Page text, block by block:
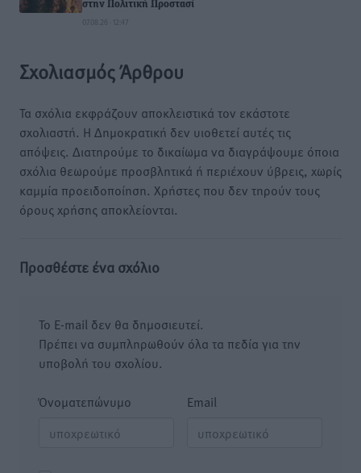
στην Πολιτική Προστασί
07.08.26 · 12:47
Σχολιασμός Άρθρου
Τα σχόλια εκφράζουν αποκλειστικά τον εκάστοτε
σχολιαστή. Η Δημοκρατική δεν υιοθετεί αυτές τις
απόψεις. Διατηρούμε το δικαίωμα να διαγράψουμε όποια
σχόλια θεωρούμε προσβλητικά ή περιέχουν ύβρεις, χωρίς
καμμία προειδοποίηση. Χρήστες που δεν τηρούν τους
όρους χρήσης αποκλείονται.
Προσθέστε ένα σχόλιο
Το E-mail δεν θα δημοσιευτεί.
Πρέπει να συμπληρωθούν όλα τα πεδία για την
υποβολή του σχολίου.
Όνοματεπώνυμο Email